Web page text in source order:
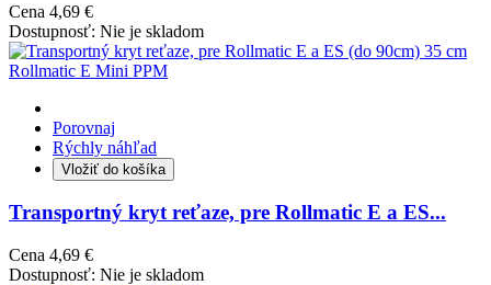
Cena 4,69 €
Dostupnosť: Nie je skladom
Porovnaj
Rýchly náhľad
Vložiť do košíka
Transportný kryt reťaze, pre Rollmatic E a ES...
Cena 4,69 €
Dostupnosť: Nie je skladom